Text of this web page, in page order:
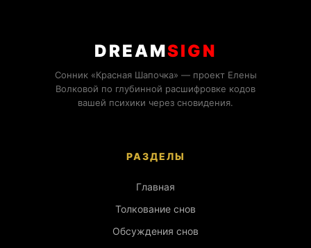
DREAMSIGN
Сонник «Красная Шапочка» — проект Елены
Волковой по глубинной расшифровке кодов
вашей психики через сновидения.
РАЗДЕЛЫ
Главная
Толкование снов
Обсуждения снов